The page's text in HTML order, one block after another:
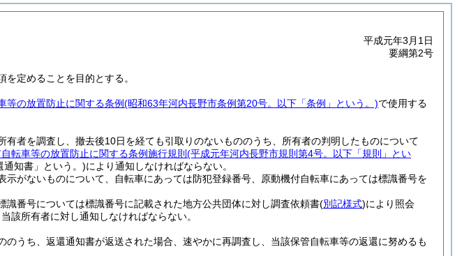
平成元年3月1日
要綱第2号
定めることを目的とする。
等の放置防止に関する条例(昭和63年河内長野市条例第20号。以下「条例」という。)で使用する
者を調査し、撤去後10日を経ても引取りのないもののうち、所有者の判明したものについて
転車等の放置防止に関する条例施行規則 (平成元年河内長野市規則第4号。以下「規則」とい
通知書」という。)により通知しなければならない。
がないものについて、自転車にあっては防犯登録番号、原動機付自転車にあっては標識番号を
番号については標識番号に記載された地方公共団体に対し調査依頼書(別記様式)により照会
該所有者に対し通知しなければならない。
うち、返還通知書が返送された場合、速やかに再調査し、当該保管自転車等の返還に努めるも